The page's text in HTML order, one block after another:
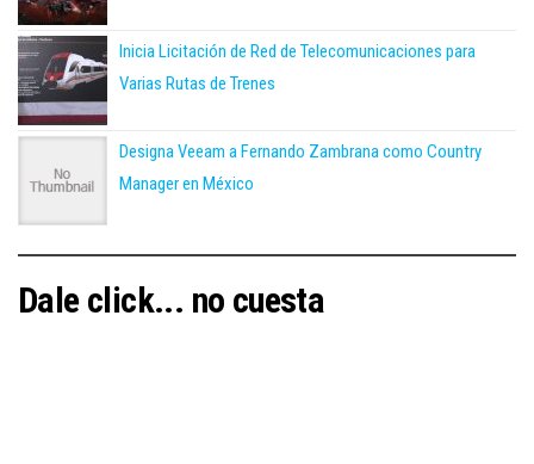
Inicia Licitación de Red de Telecomunicaciones para
Varias Rutas de Trenes
Designa Veeam a Fernando Zambrana como Country
Manager en México
Dale click... no cuesta